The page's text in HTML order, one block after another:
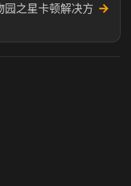
园之星卡顿解决方 →